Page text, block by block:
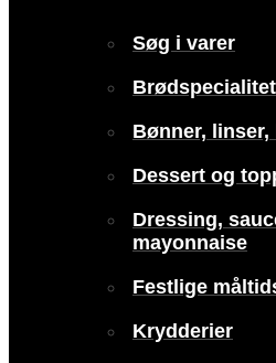
Søg i varer
Bønner,
Dessert og
Dressing,
mayonnaise
Festlige
Krydderier